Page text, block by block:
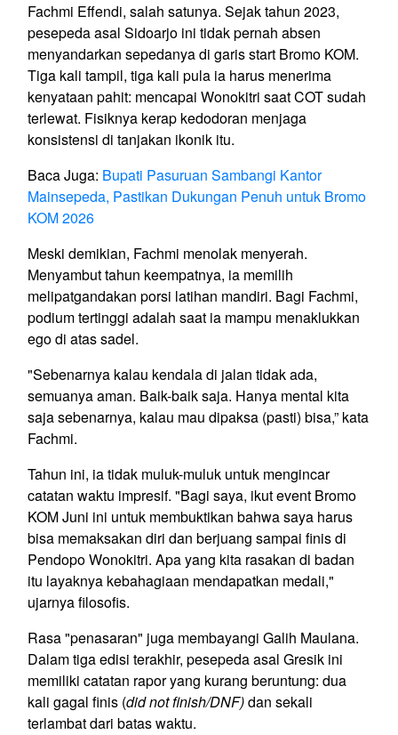
Fachmi Effendi, salah satunya. Sejak tahun 2023,
pesepeda asal Sidoarjo ini tidak pernah absen
menyandarkan sepedanya di garis start Bromo KOM.
Tiga kali tampil, tiga kali pula ia harus menerima
kenyataan pahit: mencapai Wonokitri saat COT sudah
terlewat. Fisiknya kerap kedodoran menjaga
konsistensi di tanjakan ikonik itu.
Baca Juga: Bupati Pasuruan Sambangi Kantor
Mainsepeda, Pastikan Dukungan Penuh untuk Bromo
KOM 2026
Meski demikian, Fachmi menolak menyerah.
Menyambut tahun keempatnya, ia memilih
melipatgandakan porsi latihan mandiri. Bagi Fachmi,
podium tertinggi adalah saat ia mampu menaklukkan
ego di atas sadel.
"Sebenarnya kalau kendala di jalan tidak ada,
semuanya aman. Baik-baik saja. Hanya mental kita
saja sebenarnya, kalau mau dipaksa (pasti) bisa,” kata
Fachmi.
Tahun ini, ia tidak muluk-muluk untuk mengincar
catatan waktu impresif. "Bagi saya, ikut event Bromo
KOM Juni ini untuk membuktikan bahwa saya harus
bisa memaksakan diri dan berjuang sampai finis di
Pendopo Wonokitri. Apa yang kita rasakan di badan
itu layaknya kebahagiaan mendapatkan medali,"
ujarnya filosofis.
Rasa "penasaran" juga membayangi Galih Maulana.
Dalam tiga edisi terakhir, pesepeda asal Gresik ini
memiliki catatan rapor yang kurang beruntung: dua
kali gagal finis (did not finish/DNF)dan sekali
terlambat dari batas waktu.